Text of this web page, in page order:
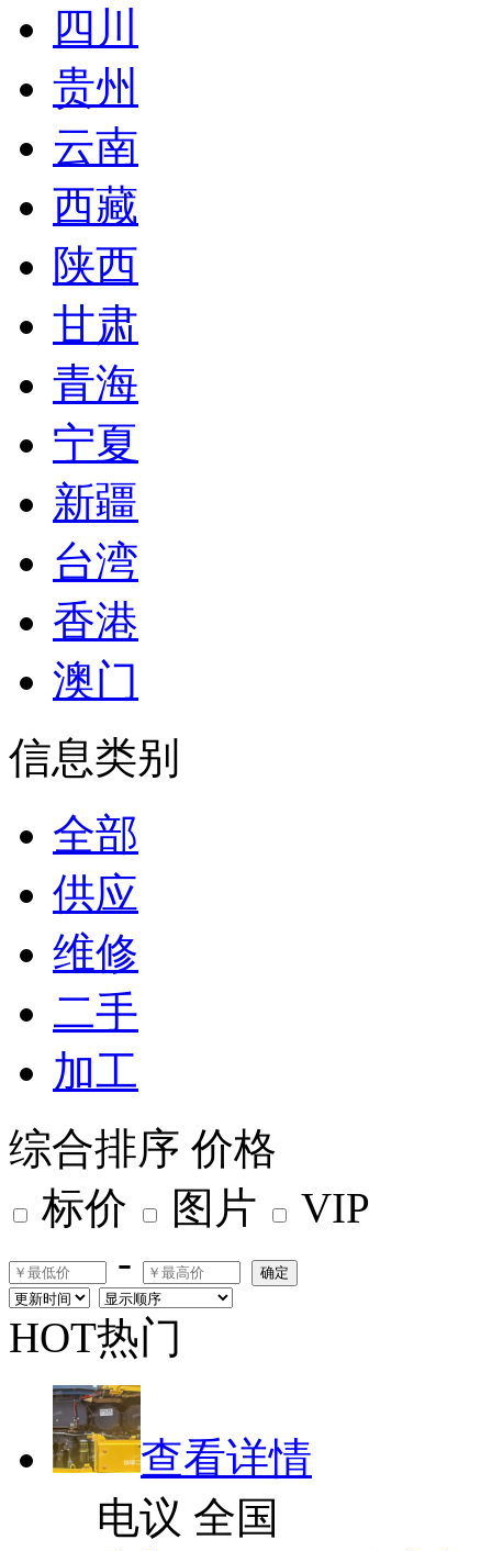
四川
贵州
云南
西藏
陕西
甘肃
青海
宁夏
新疆
台湾
香港
澳门
信息类别
全部
供应
维修
二手
加工
综合排序 价格
标价
图片
VIP
-
确定
HOT热门
查看详情
电议 全国